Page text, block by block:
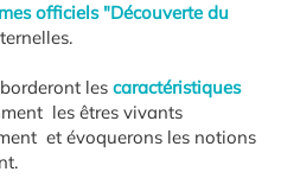
officiels "Découverte du
lescaractéristiques
les êtres vivants
et évoquerons les notions